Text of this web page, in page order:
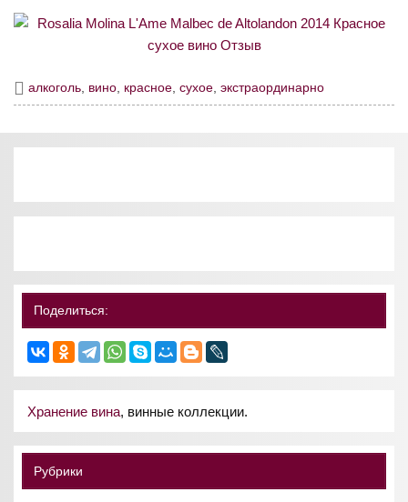
алкоголь, вино, красное,сухое,экстраординарно
Поделиться:
Хранение вина, винные коллекции.
Рубрики